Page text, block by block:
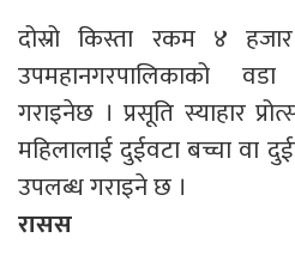
दोस्रो किस्ता रकम ४
उपमहानगरपालिकाको
गराइनेछ । प्रसूति स्याहार
महिलालाई दुईवटा बच्चा वा
उपलब्ध गराइने छ ।
रासस